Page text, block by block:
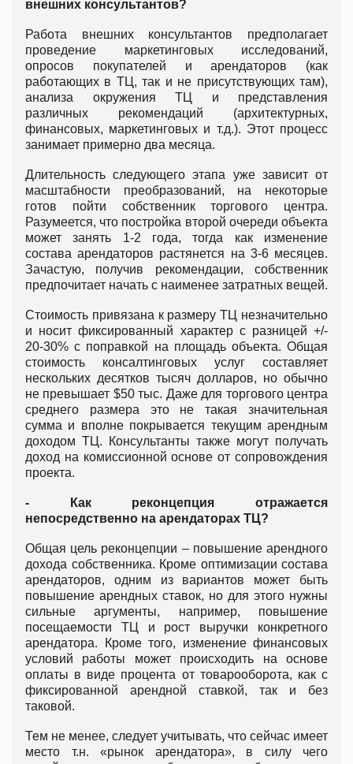
внешних консультантов?
Работа внешних консультантов предполагает
проведение маркетинговых исследований,
опросов покупателей и арендаторов (как
работающих в ТЦ, так и не присутствующих там),
анализа окружения ТЦ и представления
различных рекомендаций (архитектурных,
финансовых, маркетинговых и т.д.). Этот процесс
занимает примерно два месяца.
Длительность следующего этапа уже зависит от
масштабности преобразований, на некоторые
готов пойти собственник торгового центра.
Разумеется, что постройка второй очереди объекта
может занять 1-2 года, тогда как изменение
состава арендаторов растянется на 3-6 месяцев.
Зачастую, получив рекомендации, собственник
предпочитает начать с наименее затратных вещей.
Стоимость привязана к размеру ТЦ незначительно
и носит фиксированный характер с разницей +/-
20-30% с поправкой на площадь объекта. Общая
стоимость консалтинговых услуг составляет
нескольких десятков тысяч долларов, но обычно
не превышает $50 тыс. Даже для торгового центра
среднего размера это не такая значительная
сумма и вполне покрывается текущим арендным
доходом ТЦ. Консультанты также могут получать
доход на комиссионной основе от сопровождения
проекта.
- Как реконцепция отражается
непосредственно на арендаторах ТЦ?
Общая цель реконцепции – повышение арендного
дохода собственника. Кроме оптимизации состава
арендаторов, одним из вариантов может быть
повышение арендных ставок, но для этого нужны
сильные аргументы, например, повышение
посещаемости ТЦ и рост выручки конкретного
арендатора. Кроме того, изменение финансовых
условий работы может происходить на основе
оплаты в виде процента от товарооборота, как с
фиксированной арендной ставкой, так и без
таковой.
Тем не менее, следует учитывать, что сейчас имеет
место т.н. «рынок арендатора», в силу чего